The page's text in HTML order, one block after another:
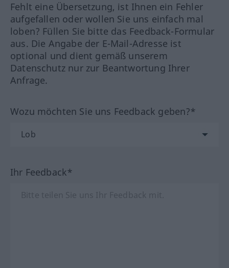
Fehlt eine Übersetzung, ist Ihnen ein Fehler
aufgefallen oder wollen Sie uns einfach mal
loben? Füllen Sie bitte das Feedback-Formular
aus. Die Angabe der E-Mail-Adresse ist
optional und dient gemäß unserem
Datenschutz nur zur Beantwortung Ihrer
Anfrage.
Wozu möchten Sie uns Feedback geben?*
Ihr Feedback*